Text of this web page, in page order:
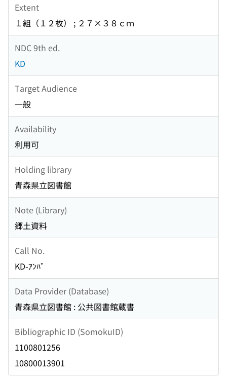
Extent
１組（１２枚） ; ２７×３８ｃｍ
NDC 9th ed.
KD
Target Audience
一般
Availability
利用可
Holding library
青森県立図書館
Note (Library)
郷土資料
Call No.
KD-ｱﾝﾊﾟ
Data Provider (Database)
青森県立図書館 : 公共図書館蔵書
Bibliographic ID (SomokuID)
1100801256
10800013901